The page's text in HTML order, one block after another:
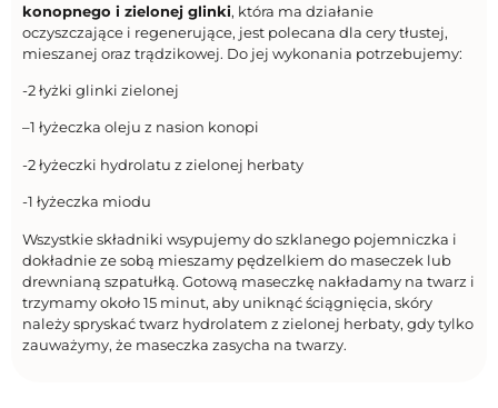
konopnego i zielonej glinki, która ma działanie
oczyszczające i regenerujące, jest polecana dla cery tłustej,
mieszanej oraz trądzikowej. Do jej wykonania potrzebujemy:
-2 łyżki glinki zielonej
–1 łyżeczka oleju z nasion konopi
-2 łyżeczki hydrolatu z zielonej herbaty
-1 łyżeczka miodu
Wszystkie składniki wsypujemy do szklanego pojemniczka i
dokładnie ze sobą mieszamy pędzelkiem do maseczek lub
drewnianą szpatułką. Gotową maseczkę nakładamy na twarz i
trzymamy około 15 minut, aby uniknąć ściągnięcia, skóry
należy spryskać twarz hydrolatem z zielonej herbaty, gdy tylko
zauważymy, że maseczka zasycha na twarzy.